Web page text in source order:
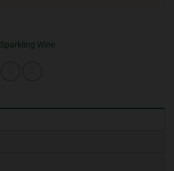
Sparkling Wine